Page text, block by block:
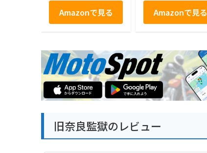
Amazonで見る Amazonで見る
旧奈良監獄のレビュー